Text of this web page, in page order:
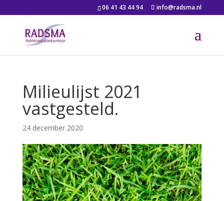
06 41 43 44 94 info@radsma.nl
Milieulijst 2021
vastgesteld.
24 december 2020